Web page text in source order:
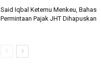
Said Iqbal Ketemu Menkeu, Bahas
Permintaan Pajak JHT Dihapuskan